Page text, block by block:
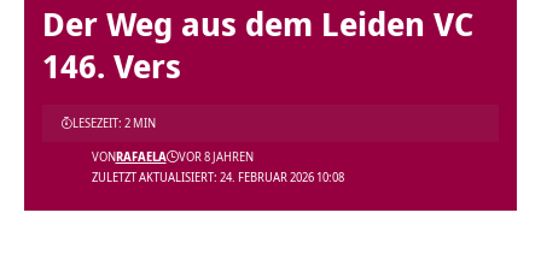
Der Weg aus dem Leiden VC
146. Vers
ZULETZT AKTUALISIERT: 24. FEBRUAR 2026 10:08
VONRAFAELA VOR 8 JAHREN
LESEZEIT: 2 MIN